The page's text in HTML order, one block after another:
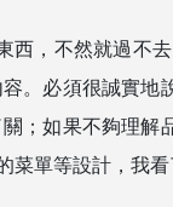
西，不然就過不
。必須很誠實地
；如果不夠理解
菜單等設計，我